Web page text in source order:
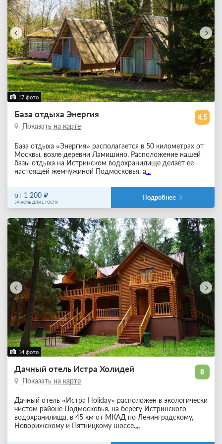
17 фото
4.5
База отдыха Энергия
Показать на карте
База отдыха «Энергия» располагается в 50 километрах от
Москвы, возле деревни Ламишино. Расположение нашей
базы отдыха на Истринском водохранилище делает ее
настоящей жемчужиной Подмосковья, а...
от 1 200
ЗА НОЧЬ ДЛЯ 1 ГОСТЯ
Подробнее
14 фото
8
Дачный отель Истра Холидей
Показать на карте
Дачный отель «Истра Holiday» расположен в экологически
чистом районе Подмосковья, на берегу Истринского
водохранилища, в 45 км от МКАД по Ленинградскому,
Новорижскому и Пятницкому шоссе....